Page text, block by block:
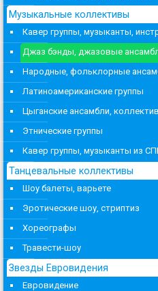
Музыкальные коллективы
Кавер группы, музыканты,
Джаз бэнды, джазовые
Народные, фольклорные
Латиноамериканские группы
Цыганские ансамбли,
Этнические группы
Кавер группы, музыканты из
Танцевальные коллективы
Шоу балеты, варьете
Эротические шоу, стриптиз
Хореографы
Травести-шоу
Звезды Евровидения
Евровидение